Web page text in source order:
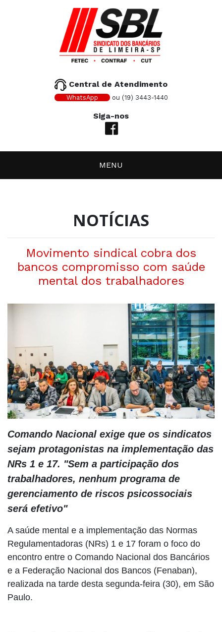
Central de Atendimento
WhatsApp ou (19) 3443-1440
Siga-nos
MENU
NOTÍCIAS
Movimento sindical cobra dos
bancos compromisso com saúde
mental dos trabalhadores
Comando Nacional exige que os sindicatos
sejam protagonistas na implementação das
NRs 1 e 17. "Sem a participação dos
trabalhadores, nenhum programa de
gerenciamento de riscos psicossociais
será efetivo"
A saúde mental e a implementação das Normas
Regulamentadoras (NRs) 1 e 17 foram o foco do
encontro entre o Comando Nacional dos Bancários
e a Federação Nacional dos Bancos (Fenaban),
realizada na tarde desta segunda-feira (30), em São
Paulo.